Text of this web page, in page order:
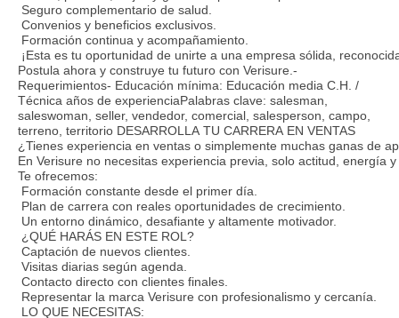
Seguro complementario de salud.
Convenios y beneficios exclusivos.
Formación continua y acompañamiento.
¡Esta es tu oportunidad de unirte a una empresa sólida,
Postula ahora y construye tu futuro con Verisure.-
Requerimientos- Educación mínima: Educación media C.H. /
Técnica años de experienciaPalabras clave: salesman,
saleswoman, seller, vendedor, comercial, salesperson, campo,
terreno, territorio DESARROLLA TU CARRERA EN VENTAS
¿Tienes experiencia en ventas o simplemente muchas ganas de
En Verisure no necesitas experiencia previa, solo actitud, energía
Te ofrecemos:
Formación constante desde el primer día.
Plan de carrera con reales oportunidades de crecimiento.
Un entorno dinámico, desafiante y altamente motivador.
¿QUÉ HARÁS EN ESTE ROL?
Captación de nuevos clientes.
Visitas diarias según agenda.
Contacto directo con clientes finales.
Representar la marca Verisure con profesionalismo y cercanía.
LO QUE NECESITAS: